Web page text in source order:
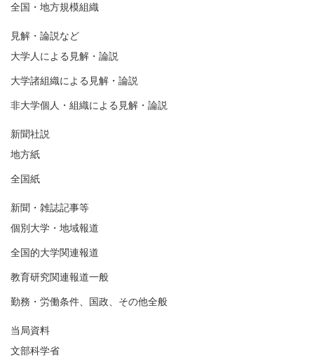
全国・地方規模組織
見解・論説など
大学人による見解・論説
大学諸組織による見解・論説
非大学個人・組織による見解・論説
新聞社説
地方紙
全国紙
新聞・雑誌記事等
個別大学・地域報道
全国的大学関連報道
教育研究関連報道一般
勤務・労働条件、国政、その他全般
当局資料
文部科学省